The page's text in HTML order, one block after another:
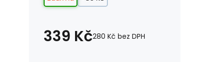
339 Kč280 Kč bez DPH